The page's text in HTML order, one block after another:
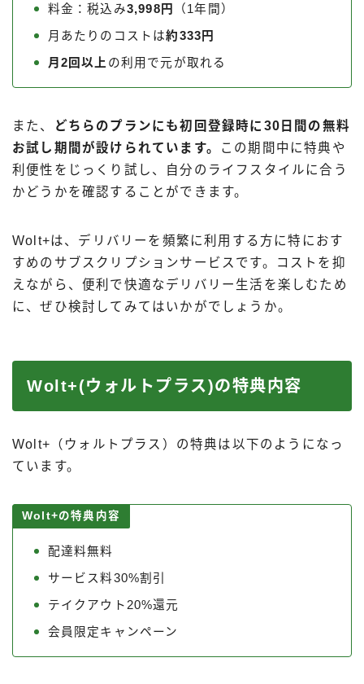
料金：税込み3,998円 （1年間）
月あたりのコストは約333円
月2回以上 の利用で元が取れる
また、
どちらのプランにも初回登録時に30日間の無料
お試し期間が設けられています。
この期間中に特典や
利便性をじっくり試し、自分のライフスタイルに合う
かどうかを確認することができます。
Wolt+は、デリバリーを頻繁に利用する方に特におす
すめのサブスクリプションサービスです。コストを抑
えながら、便利で快適なデリバリー生活を楽しむため
に、ぜひ検討してみてはいかがでしょうか。
Wolt+(ウォルトプラス)の特典内容
Wolt+（ウォルトプラス）の特典は以下のようになっ
ています。
Wolt+の特典内容
配達料無料
サービス料30%割引
テイクアウト20%還元
会員限定キャンペーン